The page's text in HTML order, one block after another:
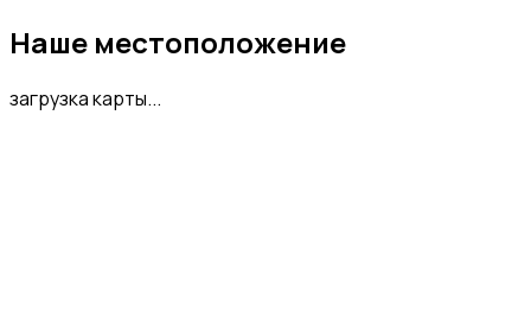
Наше местоположение
загрузка карты...